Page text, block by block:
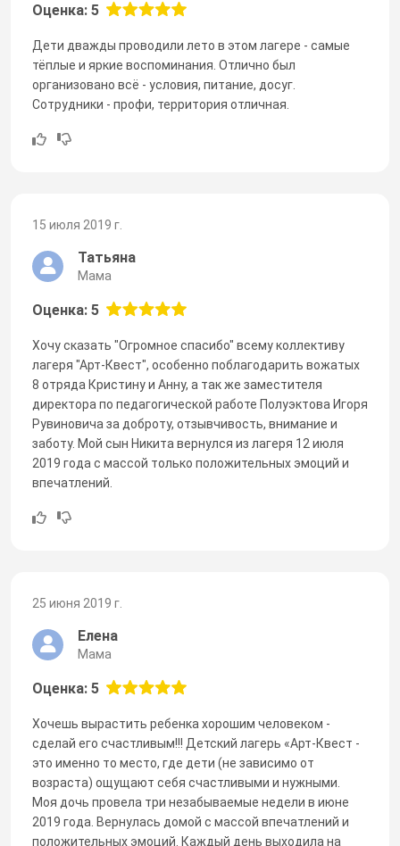
Оценка: 5
Дети дважды проводили лето в этом лагере - самые
тёплые и яркие воспоминания. Отлично был
организовано всё - условия, питание, досуг.
Сотрудники - профи, территория отличная.
15 июля 2019 г.
Татьяна
Мама
Оценка: 5
Хочу сказать "Огромное спасибо" всему коллективу
лагеря "Арт-Квест", особенно поблагодарить вожатых
8 отряда Кристину и Анну, а так же заместителя
директора по педагогической работе Полуэктова Игоря
Рувиновича за доброту, отзывчивость, внимание и
заботу. Мой сын Никита вернулся из лагеря 12 июля
2019 года с массой только положительных эмоций и
впечатлений.
25 июня 2019 г.
Елена
Мама
Оценка: 5
Хочешь вырастить ребенка хорошим человеком -
сделай его счастливым!!! Детский лагерь «Арт-Квест -
это именно то место, где дети (не зависимо от
возраста) ощущают себя счастливыми и нужными.
Моя дочь провела три незабываемые недели в июне
2019 года. Вернулась домой с массой впечатлений и
положительных эмоций. Каждый день выходила на